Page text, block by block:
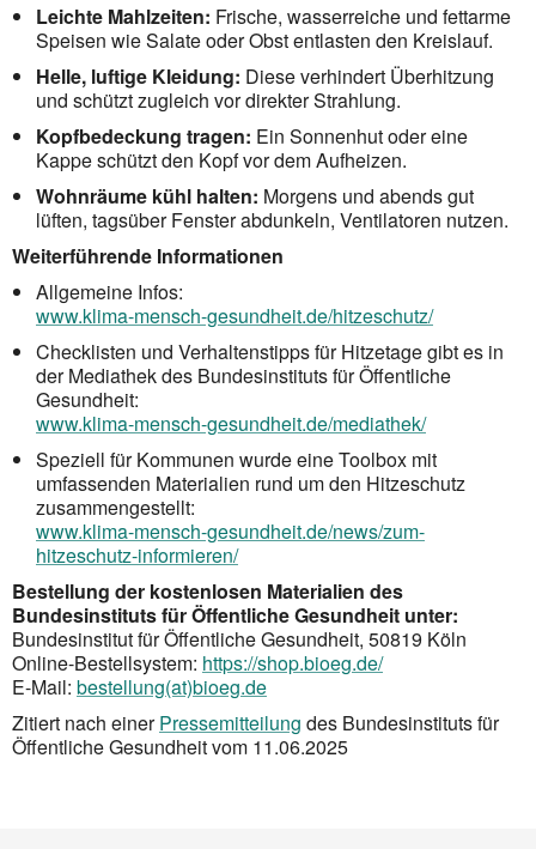
Leichte Mahlzeiten: Frische, wasserreiche und fettarme
Speisen wie Salate oder Obst entlasten den Kreislauf.
Helle, luftige Kleidung: Diese verhindert Überhitzung
und schützt zugleich vor direkter Strahlung.
Kopfbedeckung tragen: Ein Sonnenhut oder eine
Kappe schützt den Kopf vor dem Aufheizen.
Wohnräume kühl halten: Morgens und abends gut
lüften, tagsüber Fenster abdunkeln, Ventilatoren nutzen.
Weiterführende Informationen
Allgemeine Infos:
www.klima-mensch-gesundheit.de/hitzeschutz/
Checklisten und Verhaltenstipps für Hitzetage gibt es in
der Mediathek des Bundesinstituts für Öffentliche
Gesundheit:
www.klima-mensch-gesundheit.de/mediathek/
Speziell für Kommunen wurde eine Toolbox mit
umfassenden Materialien rund um den Hitzeschutz
zusammengestellt:
www.klima-mensch-gesundheit.de/news/zum-
hitzeschutz-informieren/
Bestellung der kostenlosen Materialien des
Bundesinstituts für Öffentliche Gesundheit unter:
Bundesinstitut für Öffentliche Gesundheit, 50819 Köln
Online-Bestellsystem: https://shop.bioeg.de/
E-Mail: bestellung(at)bioeg.de
Zitiert nach einerPressemitteilung des Bundesinstituts für
Öffentliche Gesundheit vom 11.06.2025